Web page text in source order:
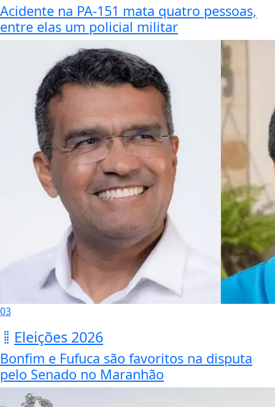
Acidente na PA-151 mata quatro pessoas,
entre elas um policial militar
03
Eleições 2026
Bonfim e Fufuca são favoritos na disputa
pelo Senado no Maranhão